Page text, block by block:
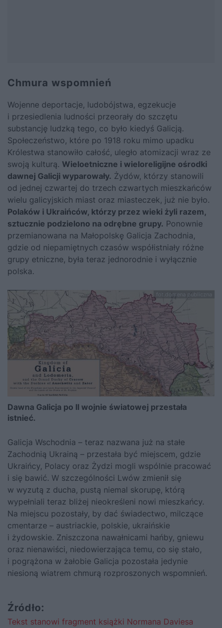
Chmura wspomnień
Wojenne deportacje, ludobójstwa, egzekucje
i przesiedlenia ludności przeorały do szczętu
substancję ludzką tego, co było kiedyś Galicją.
Społeczeństwo, które po 1918 roku mimo upadku
Królestwa stanowiło całość, uległo atomizacji wraz ze
swoją kulturą. Wieloetniczne i wieloreligijne ośrodki
dawnej Galicji wyparowały. Żydów, którzy stanowili
od jednej czwartej do trzech czwartych mieszkańców
wielu galicyjskich miast oraz miasteczek, już nie było.
Polaków i Ukraińców, którzy przez wieki żyli razem,
sztucznie podzielono na odrębne grupy. Ponownie
przemianowana na Małopolskę Galicja Zachodnia,
gdzie od niepamiętnych czasów współistniały różne
grupy etniczne, była teraz jednorodnie i wyłącznie
polska.
fot.domena publiczna
Dawna Galicja po II wojnie światowej przestała
istnieć.
Galicja Wschodnia – teraz nazwana już na stałe
Zachodnią Ukrainą – przestała być miejscem, gdzie
Ukraińcy, Polacy oraz Żydzi mogli wspólnie pracować
i się bawić. W szczególności Lwów zmienił się
w wyzutą z ducha, pustą niemal skorupę, którą
wypełniali teraz bliżej nieokreśleni nowi mieszkańcy.
Na miejscu pozostały, by dać świadectwo, milczące
cmentarze – austriackie, polskie, ukraińskie
i żydowskie. Zniszczona nawałnicami hańby, gniewu
oraz nienawiści, niedowierzająca temu, co się stało,
i pogrążona w żałobie Galicja pozostała jedynie
niesioną wiatrem chmurą rozproszonych wspomnień.
Źródło:
Tekst stanowi fragment książki Normana Daviesa